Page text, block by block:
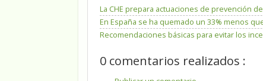
La CHE prepara actuaciones de prevención
En España se ha quemado un 33% menos
Recomendaciones básicas para evitar los
0 comentarios realizados :